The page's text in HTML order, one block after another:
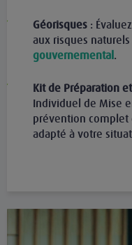
Géorisques :
aux risques
gouvernemental .
Kit de Préparation
Individuel de Mise
prévention complet
adapté à votre